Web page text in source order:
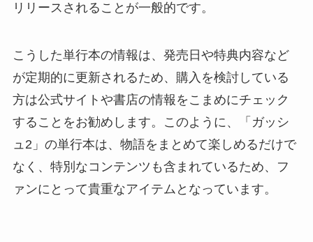
リリースされることが一般的です。
こうした単行本の情報は、発売日や特典内容など
が定期的に更新されるため、購入を検討している
方は公式サイトや書店の情報をこまめにチェック
することをお勧めします。このように、「ガッシ
ュ2」の単行本は、物語をまとめて楽しめるだけで
なく、特別なコンテンツも含まれているため、フ
ァンにとって貴重なアイテムとなっています。